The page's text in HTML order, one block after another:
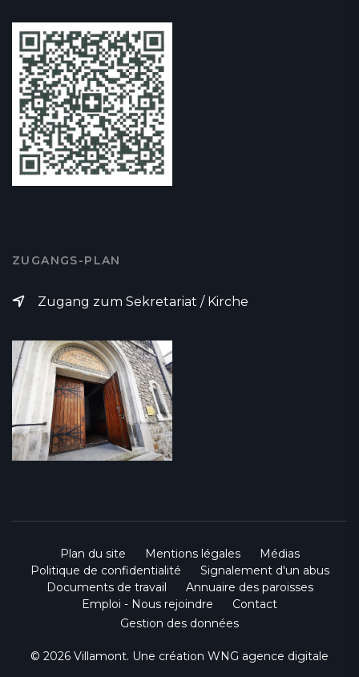
ZUGANGS-PLAN
Zugang zum Sekretariat / Kirche
Plan du site Mentions légales
Médias
Politique de confidentialité
Signalement d'un abus
Documents de travail
Annuaire des paroisses
Emploi - Nous rejoindre
Contact
Gestion des données
© 2026 Villamont. Une création WNG agence digitale